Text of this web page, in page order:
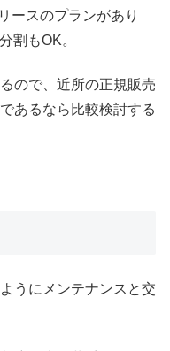
ースのプランがあり
割もOK。
ので、近所の正規販売
あるなら比較検討する
うにメンテナンスと交